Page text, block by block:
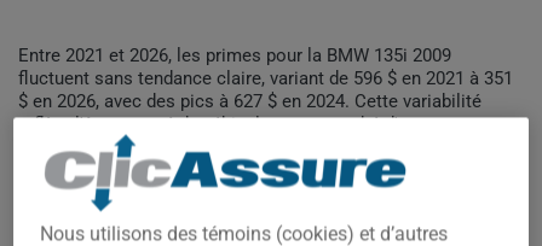
Entre 2021 et 2026, les primes pour la BMW 135i 2009
fluctuent sans tendance claire, variant de 596 $ en 2021 à 351
$ en 2026, avec des pics à 627 $ en 2024. Cette variabilité
reflète l'âge avancé du véhicule et un marché d'assurance
moins prévisible pour ce modèle.
Pour trouver la meilleur assurance pour votre véhicule BMW
135I 2009, il est plus important que jamais de comparer les
options disponibles.
Nous utilisons des témoins (cookies) et d’autres